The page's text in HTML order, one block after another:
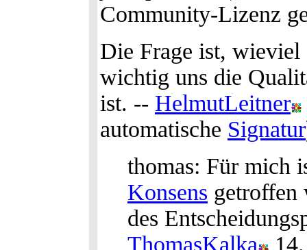
Community-Lizenz
Die Frage ist,
wichtig uns die
ist. -- HelmutLeitner
automatische Signatur
thomas: Für mich
Konsens
des
ThomasKalka